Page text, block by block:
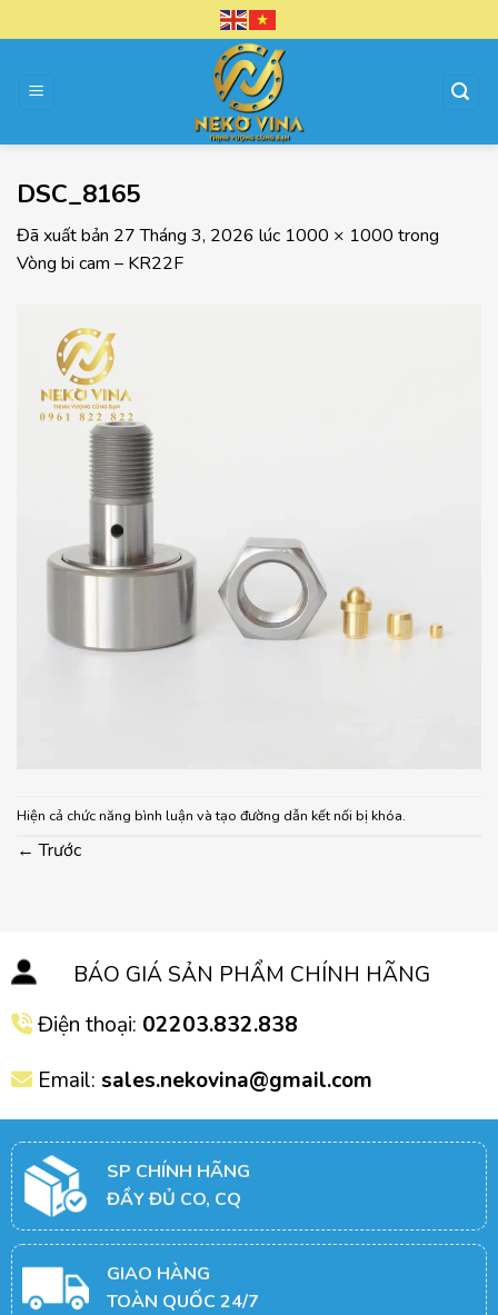
đến
dung
DSC_8165
Đã xuất bản 27 Tháng 3, 2026 lúc 1000 × 1000 trong
Vòng bi cam – KR22F
Hiện cả chức năng bình luận và tạo đường dẫn kết nối bị khóa.
← Trước
BÁO GIÁ SẢN PHẨM CHÍNH HÃNG
Điện thoại: 02203.832.838
Email: sales.nekovina@gmail.com
SP CHÍNH HÃNG
ĐẦY ĐỦ CO, CQ
GIAO HÀNG
TOÀN QUỐC 24/7